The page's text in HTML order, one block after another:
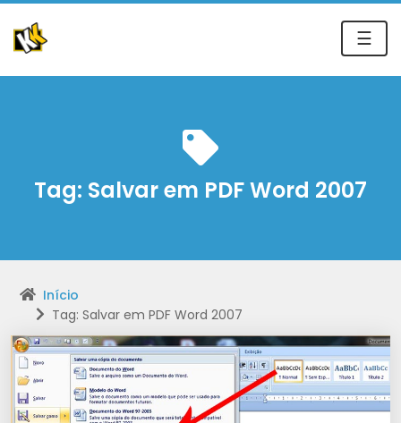
☰
Tag: Salvar em PDF Word 2007
Início
Tag: Salvar em PDF Word 2007